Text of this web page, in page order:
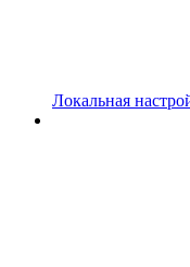
Локальная